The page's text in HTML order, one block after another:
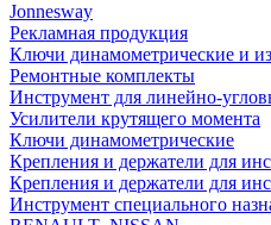
Jonnesway
Рекламная продукция
Ключи динамометрические и
Ремонтные комплекты
Инструмент для линейно-
Усилители крутящего момента
Ключи динамометрические
Крепления и держатели для
Крепления и держатели для
Инструмент специального